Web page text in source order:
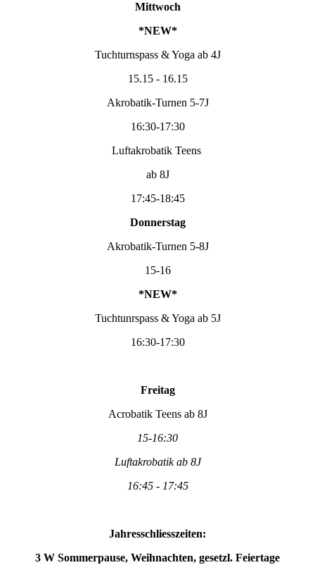
Mittwoch
*NEW*
Tuchturnspass & Yoga ab 4J
15.15 - 16.15
Akrobatik-Turnen 5-7J
16:30-17:30
Luftakrobatik Teens
ab 8J
17:45-18:45
Donnerstag
Akrobatik-Turnen 5-8J
15-16
*NEW*
Tuchtunrspass & Yoga ab 5J
16:30-17:30
Freitag
Acrobatik Teens ab 8J
15-16:30
Luftakrobatik ab 8J
16:45 - 17:45
Jahresschliesszeiten:
3 W Sommerpause, Weihnachten, gesetzl. Feiertage